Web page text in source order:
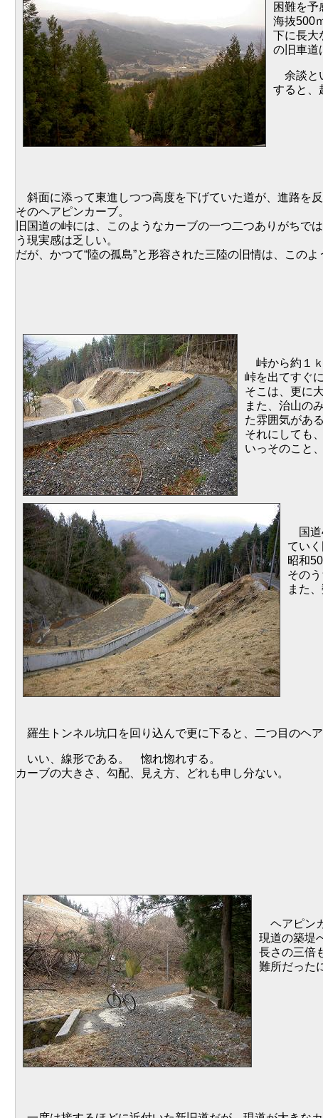
困難を予
海抜500
下に長大
の旧車道
余談と
すると、
斜面に添って東進しつつ高度を下げていた道が、進路を
そのヘアピンカーブ。
旧国道の峠には、このようなカーブの一つ二つありがち
う現実感は乏しい。
だが、かつて“陸の孤島”と形容された三陸の旧情は、この
峠から約１ｋ
峠を出てすぐ
そこは、更に
また、治山の
た雰囲気がある
それにしても
いっそのこと
国道
ていく
昭和
その
また
羅生トンネル坑口を回り込んで更に下ると、二つ目のヘ
いい、線形である。 惚れ惚れする。
カーブの大きさ、勾配、見え方、どれも申し分ない。
ヘアピン
現道の築堤
長さの三倍
難所だった